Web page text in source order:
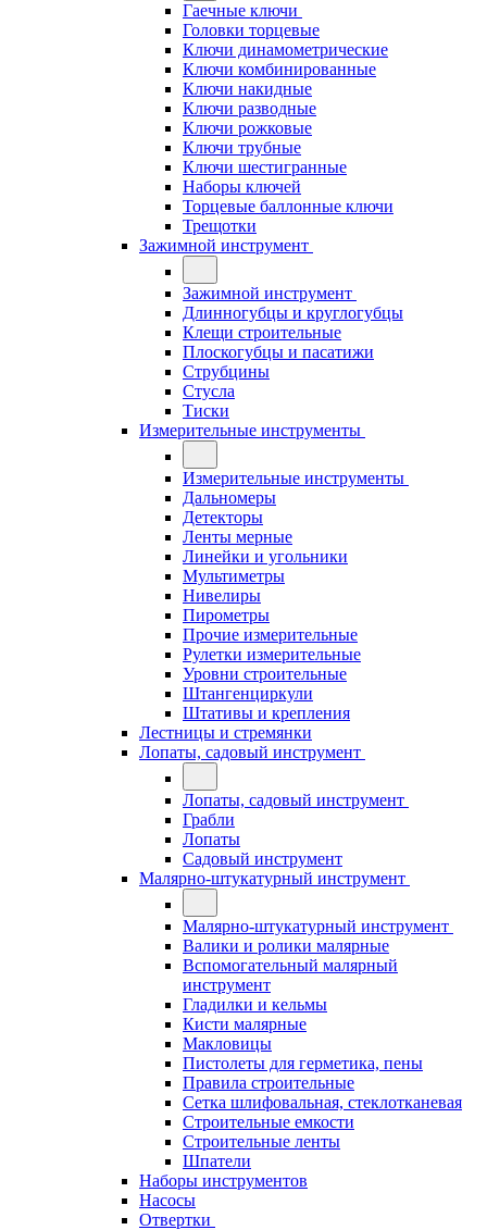
Гаечные ключи
Головки торцевые
Ключи динамометрические
Ключи комбинированные
Ключи накидные
Ключи разводные
Ключи рожковые
Ключи трубные
Ключи шестигранные
Наборы ключей
Торцевые баллонные ключи
Трещотки
Зажимной инструмент
Зажимной инструмент
Длинногубцы и круглогубцы
Клещи строительные
Плоскогубцы и пасатижи
Струбцины
Стусла
Тиски
Измерительные инструменты
Измерительные инструменты
Дальномеры
Детекторы
Ленты мерные
Линейки и угольники
Мультиметры
Нивелиры
Пирометры
Прочие измерительные
Рулетки измерительные
Уровни строительные
Штангенциркули
Штативы и крепления
Лестницы и стремянки
Лопаты, садовый инструмент
Лопаты, садовый инструмент
Грабли
Лопаты
Садовый инструмент
Малярно-штукатурный инструмент
Малярно-штукатурный инструмент
Валики и ролики малярные
Вспомогательный малярный
инструмент
Гладилки и кельмы
Кисти малярные
Макловицы
Пистолеты для герметика, пены
Правила строительные
Сетка шлифовальная, стеклотканевая
Строительные емкости
Строительные ленты
Шпатели
Наборы инструментов
Насосы
Отвертки